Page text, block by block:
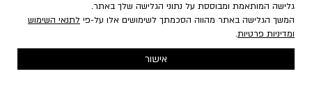
חזרה לבחירת צבע
גלישה המותאמת ומבוססת על נתוני הגלישה שלך באתר.
המשך הגלישה באתר מהווה הסכמתך לשימושים אלו על-פי לתנאי השימוש
ומדיניות פרטיות.
אישור